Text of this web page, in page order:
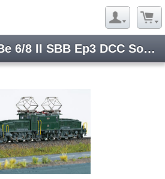
EL クロコダイル Be 6/8 II SBB Ep3 DCC Sound